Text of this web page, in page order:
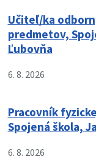
Učiteľ/ka
predmetov,
Ľubovňa
6. 8. 2026
Pracovník
Spojená škola,
6. 8. 2026